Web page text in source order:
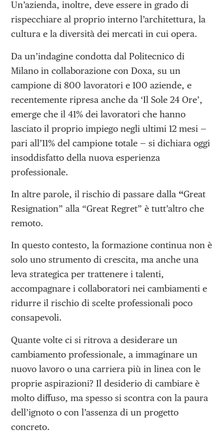
Un’azienda, inoltre, deve essere in grado di
rispecchiare al proprio interno l’architettura, la
cultura e la diversità dei mercati in cui opera.
Da un’indagine condotta dal Politecnico di
Milano in collaborazione con Doxa, su un
campione di 800 lavoratori e 100 aziende, e
recentemente ripresa anche da ‘Il Sole 24 Ore’,
emerge che il 41% dei lavoratori che hanno
lasciato il proprio impiego negli ultimi 12 mesi —
pari all’11% del campione totale — si dichiara oggi
insoddisfatto della nuova esperienza
professionale.
In altre parole, il rischio di passare dalla “Great
Resignation” alla “Great Regret” è tutt’altro che
remoto.
In questo contesto, la formazione continua non è
solo uno strumento di crescita, ma anche una
leva strategica per trattenere i talenti,
accompagnare i collaboratori nei cambiamenti e
ridurre il rischio di scelte professionali poco
consapevoli.
Quante volte ci si ritrova a desiderare un
cambiamento professionale, a immaginare un
nuovo lavoro o una carriera più in linea con le
proprie aspirazioni? Il desiderio di cambiare è
molto diffuso, ma spesso si scontra con la paura
dell’ignoto o con l’assenza di un progetto
concreto.